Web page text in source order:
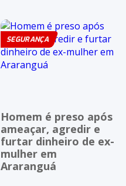
SEGURANÇA
Homem é preso após
ameaçar, agredir e
furtar dinheiro de ex-
mulher em
Araranguá